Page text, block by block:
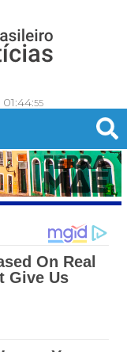
01:44:57